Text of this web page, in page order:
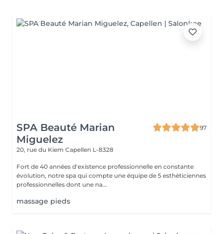
SPA Beauté Marian
Miguelez
97
20, rue du Kiem Capellen L-8328
Fort de 40 années d'existence professionnelle en constante
évolution, notre spa qui compte une équipe de 5 esthéticiennes
professionnelles dont une na...
massage pieds